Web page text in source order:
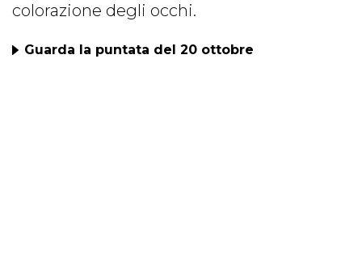
colorazione degli occhi.
Guarda la puntata del 20 ottobre